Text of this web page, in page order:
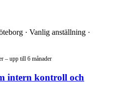
· Vanlig anställning ·
– upp till 6 månader
intern kontroll och